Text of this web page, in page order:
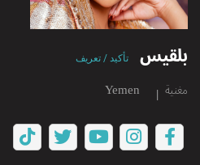
بلقيس تأكيد / تعريف
مغنية Yemen